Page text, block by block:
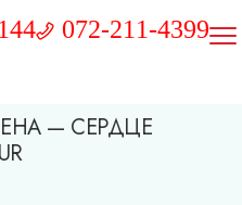
072-211-4399
— СЕРДЦЕ